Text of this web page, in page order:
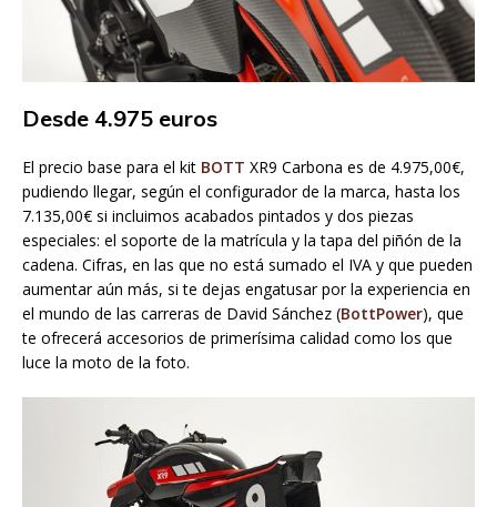
Desde 4.975 euros
El precio base para el kit BOTT XR9 Carbona es de 4.975,00€,
pudiendo llegar, según el configurador de la marca, hasta los
7.135,00€ si incluimos acabados pintados y dos piezas
especiales: el soporte de la matrícula y la tapa del piñón de la
cadena. Cifras, en las que no está sumado el IVA y que pueden
aumentar aún más, si te dejas engatusar por la experiencia en
el mundo de las carreras de David Sánchez (BottPower), que
te ofrecerá accesorios de primerísima calidad como los que
luce la moto de la foto.